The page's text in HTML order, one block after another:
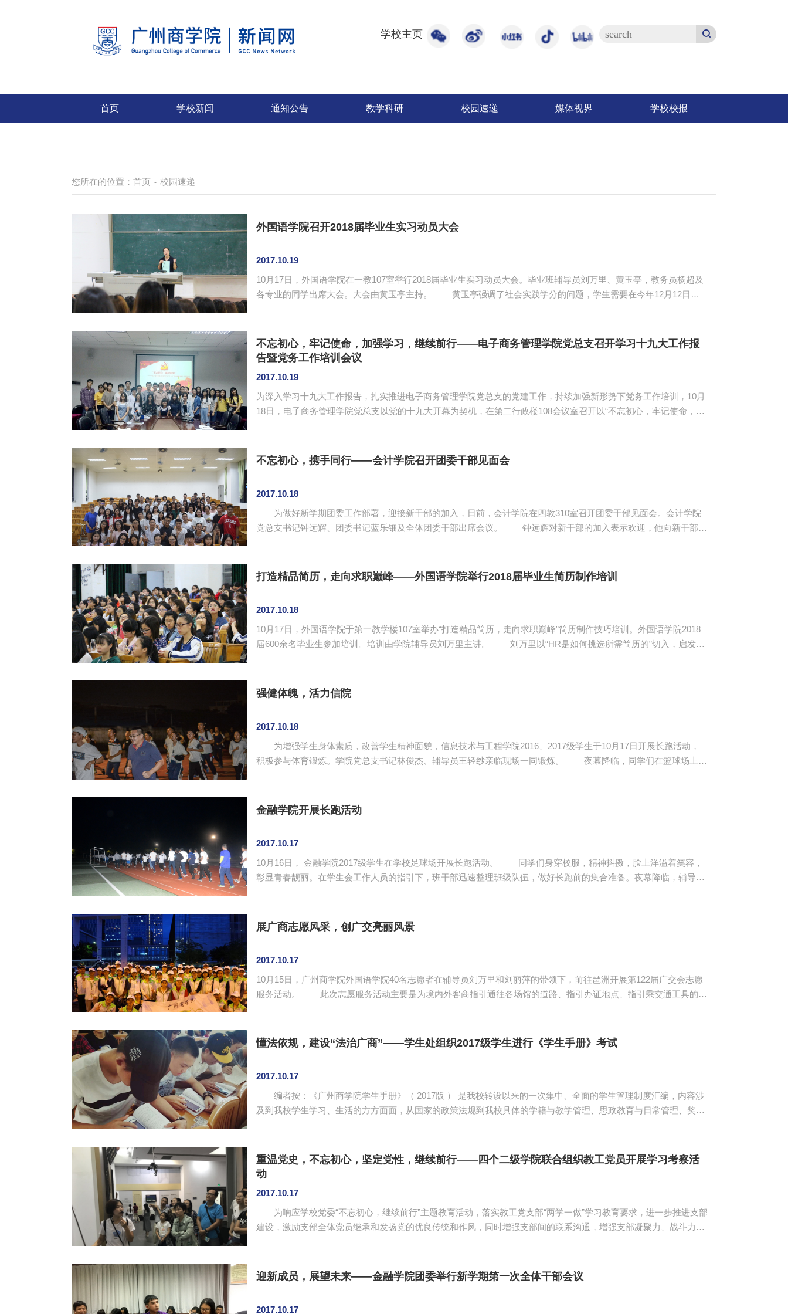
学校主页
首页 学校新闻 通知公告 教学科研 校园速递 媒体视界 学校校报
您所在的位置： 首页 - 校园速递
外国语学院召开2018届毕业生实习动员大会
2017.10.19
10月17日，外国语学院在一教107室举行2018届毕业生实习动员大会。毕业班辅导员刘万里、黄玉亭，教务员杨超及
各专业的同学出席大会。大会由黄玉亭主持。 黄玉亭强调了社会实践学分的问题，学生需要在今年12月12日前
件，邀请多家企业入校招聘，希望同学们珍惜来之不易的机会。她还叮嘱...
不忘初心，牢记使命，加强学习，继续前行——电子商务管理学院党总支召开学习十九大工作报
告暨党务工作培训会议
2017.10.19
为深入学习十九大工作报告，扎实推进电子商务管理学院党总支的党建工作，持续加强新形势下党务工作培训，10月
18日，电子商务管理学院党总支以党的十九大开幕为契机，在第二行政楼108会议室召开以“不忘初心，牢记使命，加
题“不忘初心，牢记使命，高举中国特色社会主义伟大旗帜，决胜全面建成小康...
不忘初心，携手同行——会计学院召开团委干部见面会
2017.10.18
为做好新学期团委工作部署，迎接新干部的加入，日前，会计学院在四教310室召开团委干部见面会。会计学院
党总支书记钟远辉、团委书记蓝乐钿及全体团委干部出席会议。 钟远辉对新干部的加入表示欢迎，他向新干部提
是在各项活动中起到带头作用，集思广益，引领同学们积极参加活动；七是工作要有责任心...
打造精品简历，走向求职巅峰——外国语学院举行2018届毕业生简历制作培训
2017.10.18
10月17日，外国语学院于第一教学楼107室举办“打造精品简历，走向求职巅峰”简历制作技巧培训。外国语学院2018
届600余名毕业生参加培训。培训由学院辅导员刘万里主讲。 刘万里以“HR是如何挑选所需简历的”切入，启发学
对学生进行了指导，着重分析了学业成绩不够理想、缺少公司实习经...
强健体魄，活力信院
2017.10.18
为增强学生身体素质，改善学生精神面貌，信息技术与工程学院2016、2017级学生于10月17日开展长跑活动，
积极参与体育锻炼。学院党总支书记林俊杰、辅导员王轻纱亲临现场一同锻炼。 夜幕降临，同学们在篮球场上以
环绕足球场开始了长达半小时的跑步。秋风吹，寒意起，但这丝毫没有消减同学们...
金融学院开展长跑活动
2017.10.17
10月16日， 金融学院2017级学生在学校足球场开展长跑活动。 同学们身穿校服，精神抖擞，脸上洋溢着笑容，
彰显青春靓丽。在学生会工作人员的指引下，班干部迅速整理班级队伍，做好长跑前的集合准备。夜幕降临，辅导员
质，磨练意志，丰富学生们的大学课余生活，在运动中寻找快乐、体验快...
展广商志愿风采，创广交亮丽风景
2017.10.17
10月15日，广州商学院外国语学院40名志愿者在辅导员刘万里和刘丽萍的带领下，前往琶洲开展第122届广交会志愿
服务活动。 此次志愿服务活动主要是为境内外客商指引通往各场馆的道路、指引办证地点、指引乘交通工具的地
亮丽的风景线。在志愿者们的努力下，外国语学院本次广交会志愿服务活动完美落...
懂法依规，建设“法治广商”——学生处组织2017级学生进行《学生手册》考试
2017.10.17
编者按：《广州商学院学生手册》（ 2017版 ） 是我校转设以来的一次集中、全面的学生管理制度汇编，内容涉
及到我校学生学习、生活的方方面面，从国家的政策法规到我校具体的学籍与教学管理、思政教育与日常管理、奖励
指引，提出了要求，严肃了纪律，规范大学生合理合纪地参与校园生活。 ...
重温党史，不忘初心，坚定党性，继续前行——四个二级学院联合组织教工党员开展学习考察活
动
2017.10.17
为响应学校党委“不忘初心，继续前行”主题教育活动，落实教工党支部“两学一做”学习教育要求，进一步推进支部
建设，激励支部全体党员继承和发扬党的优良传统和作风，同时增强支部间的联系沟通，增强支部凝聚力、战斗力和
爱国主义教育示范基地参观学习。 此行共开展“车途红色讲堂”、爱国主义教育示...
迎新成员，展望未来——金融学院团委举行新学期第一次全体干部会议
2017.10.17